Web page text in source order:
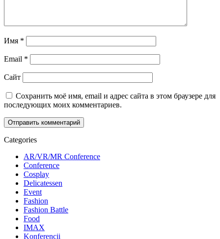
Имя *
Email *
Сайт
Сохранить моё имя, email и адрес сайта в этом браузере для
последующих моих комментариев.
Categories
AR/VR/MR Conference
Conference
Cosplay
Delicatessen
Event
Fashion
Fashion Battle
Food
IMAX
Konferencii